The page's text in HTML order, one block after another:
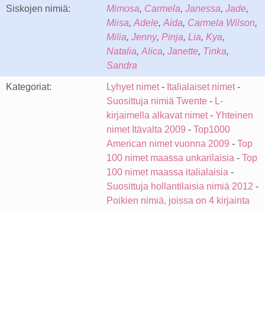
Siskojen nimiä: Mimosa, Carmela, Janessa, Jade,
Miisa, Adele, Aida, Carmela Wilson,
Milia, Jenny, Pinja, Lia, Kya,
Natalia, Alica, Janette, Tinka,
Sandra
Kategoriat: Lyhyet nimet- Italialaiset nimet-
Suosittuja nimiä Twente - L-
kirjaimella alkavat nimet- Yhteinen
nimet Itävalta 2009 - Top1000
American nimet vuonna 2009 - Top
100 nimet maassa unkarilaisia - Top
100 nimet maassa italialaisia -
Suosittuja hollantilaisia nimiä 2012 -
Poikien nimiä, joissa on 4 kirjainta